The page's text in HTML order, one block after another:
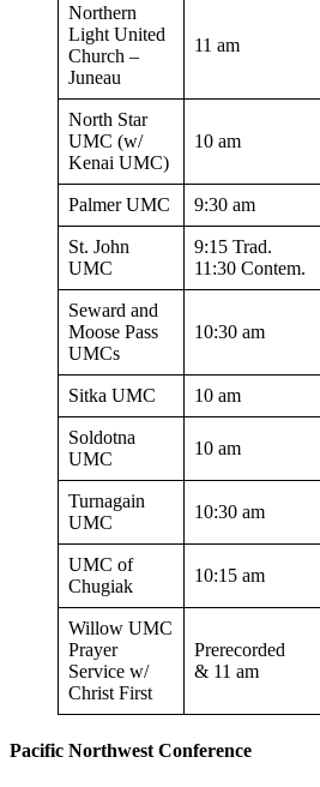
Northern
Light United
Church –
Juneau
11 am
North Star
UMC (w/
Kenai UMC)
10 am
Palmer UMC 9:30 am
St. John
UMC
9:15 Trad.
11:30 Contem.
Seward and
Moose Pass
UMCs
10:30 am
Sitka UMC 10 am
Soldotna
UMC
10 am
Turnagain
UMC
10:30 am
UMC of
Chugiak
10:15 am
Willow UMC
Prayer
Service w/
Christ First
Prerecorded
& 11 am
Pacific Northwest Conference